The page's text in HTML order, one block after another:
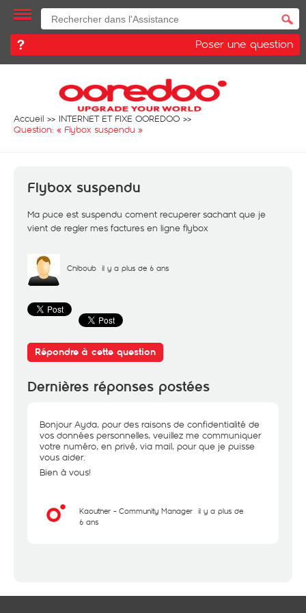
Poser une question
Accueil
INTERNET ET FIXE OOREDOO
Question: « Flybox suspendu »
Flybox suspendu
Ma puce est suspendu coment recuperer sachant que je
vient de regler mes factures en ligne flybox
Chiboub il y a plus de 6 ans
Répondre à cette question
Dernières réponses postées
Bonjour Ayda, pour des raisons de confidentialité de
vos données personnelles, veuillez me communiquer
votre numéro, en privé, via mail, pour que je puisse
vous aider.
Bien à vous!
Kaouther - Community Manager il y a plus de
6 ans